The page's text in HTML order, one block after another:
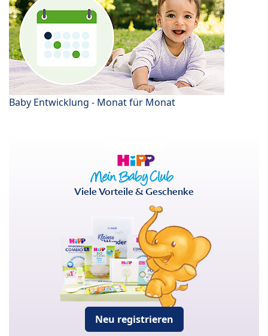
Baby Entwicklung - Monat für Monat
Viele Vorteile & Geschenke
Neu registrieren